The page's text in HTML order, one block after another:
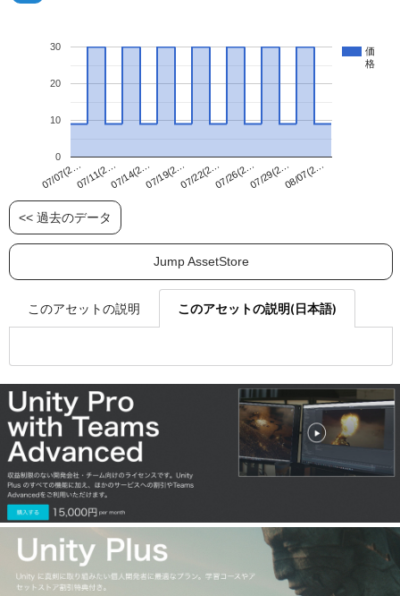
価
格
07/07(2…07/11(2…07/14(2…07/19(2…07/22(2…07/26(2…07/29(2…08/07(2…
0
10
20
30
<< 過去のデータ
Jump AssetStore
このアセットの説明 このアセットの説明(日本語)